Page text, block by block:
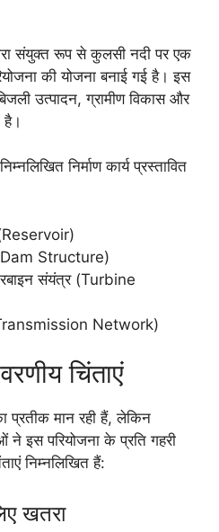
संयुक्त रूप से कुलसी नदी पर एक
की योजना बनाई गई है। इस
उत्पादन, ग्रामीण विकास और
है।
निर्माण कार्य प्रस्तावित
Structure)
संयंत्र (Turbine
Network)
चिंताएं
प्रतीक मान रही हैं, लेकिन
ने इस परियोजना के प्रति गहरी
निम्नलिखित हैं:
खतरा